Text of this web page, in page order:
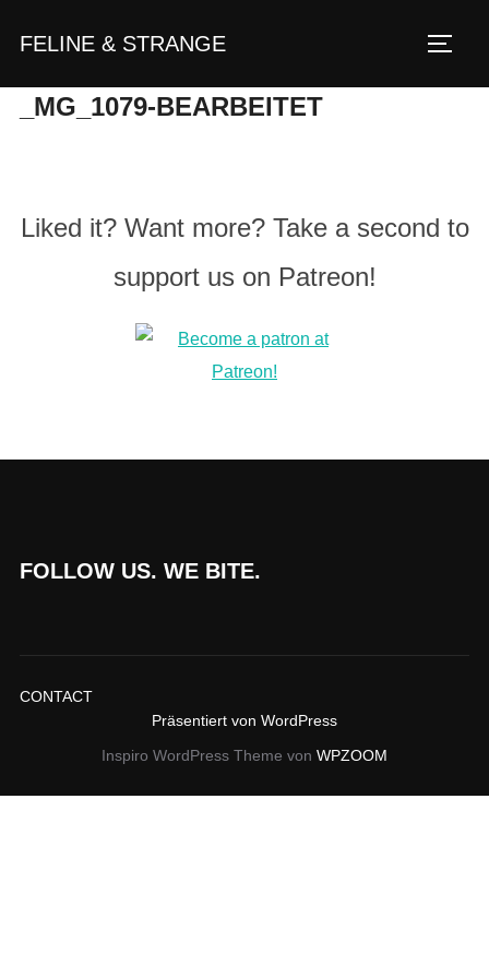
InhaltFELINE & STRANGE
_MG_1079-BEARBEITET
Liked it? Want more? Take a second to
support us on Patreon!
FOLLOW US. WE BITE.
CONTACT
Präsentiert von WordPress
Inspiro WordPress Theme von WPZOOM